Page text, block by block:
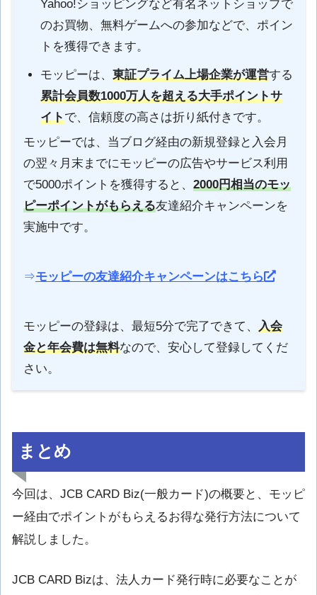
Yahoo!ショッピングなど有名ネットショップで
のお買物、無料ゲームへの参加などで、ポイン
トを獲得できます。
モッピーは、 東証プライム上場企業が運営する
累計会員数1000万人を超える大手ポイントサ
イトで、信頼度の高さは折り紙付きです。
モッピーでは、当ブログ経由の新規登録と入会月
の翌々月末までにモッピーの広告やサービス利用
で5000ポイントを獲得すると、 2000円相当のモッ
ピーポイントがもらえる友達紹介キャンペーンを
実施中です。
⇒モッピーの友達紹介キャンペーンはこちら
モッピーの登録は、最短5分で完了できて、 入会
金と年会費は無料なので、安心して登録してくだ
さい。
まとめ
今回は、JCB CARD Biz(一般カード)の概要と、モッピ
ー経由でポイントがもらえるお得な発行方法について
解説しました。
JCB CARD Bizは、法人カード発行時に必要なことが